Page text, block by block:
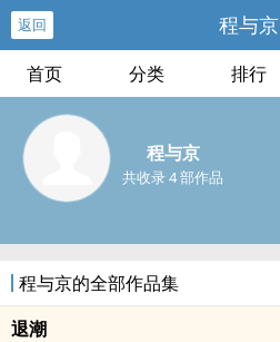
返回 程与京
首页 分类 排行
程与京
共收录 4 部作品
程与京的全部作品集
退潮